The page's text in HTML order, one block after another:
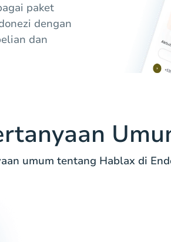
paket
dengan
dan
umum tentang Hablax di